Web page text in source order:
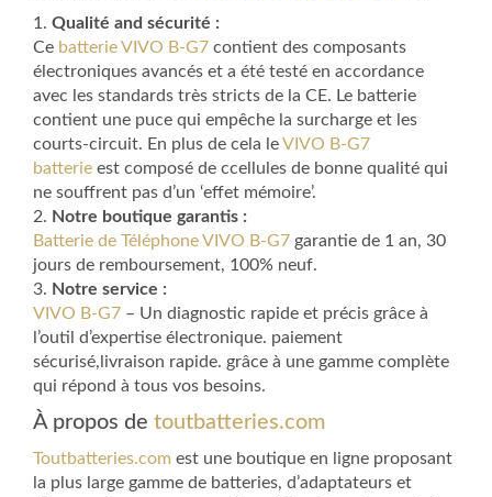
1. Qualité and sécurité :
Ce batterie VIVO B-G7 contient des composants
électroniques avancés et a été testé en accordance
avec les standards très stricts de la CE. Le batterie
contient une puce qui empêche la surcharge et les
courts-circuit. En plus de cela leVIVO B-G7
batterie est composé de ccellules de bonne qualité qui
ne souffrent pas d’un ‘effet mémoire’.
2. Notre boutique garantis :
Batterie de Téléphone VIVO B-G7 garantie de 1 an, 30
jours de remboursement, 100% neuf.
3. Notre service :
VIVO B-G7 – Un diagnostic rapide et précis grâce à
l’outil d’expertise électronique. paiement
sécurisé,livraison rapide. grâce à une gamme complète
qui répond à tous vos besoins.
À propos de toutbatteries.com
Toutbatteries.com est une boutique en ligne proposant
la plus large gamme de batteries, d’adaptateurs et